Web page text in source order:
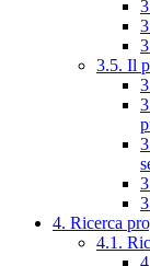
3.5. Il
4. Ricerca
4.1.